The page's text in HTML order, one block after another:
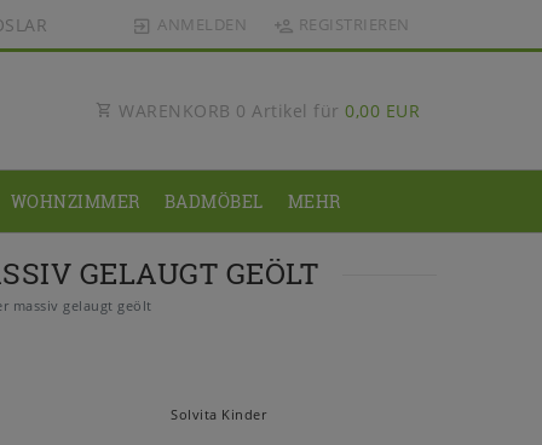
ANMELDEN REGISTRIEREN
WARENKORB 0 Artikel für 0,00 EUR
WOHNZIMMER BADMÖBEL MEHR
GELAUGT GEÖLT
massiv gelaugt geölt
Solvita Kinder